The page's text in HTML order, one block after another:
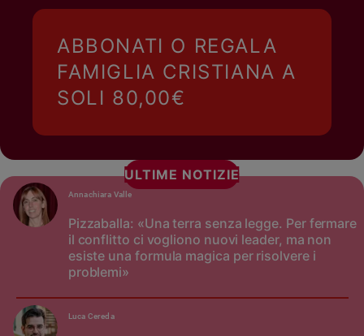
ABBONATI O REGALA
FAMIGLIA CRISTIANA A
SOLI 80,00€
ULTIME NOTIZIE
Pizzaballa: «Una terra senza legge. Per fermare
il conflitto ci vogliono nuovi leader, ma non
esiste una formula magica per risolvere i
problemi»
Annachiara Valle
Luca Cereda